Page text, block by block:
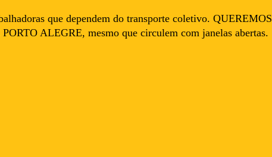
que dependem do transporte coletivo. QUEREMOS
ALEGRE, mesmo que circulem com janelas abertas.